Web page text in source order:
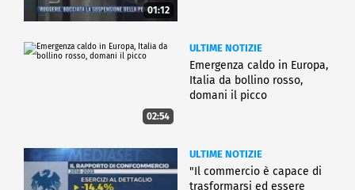
01:12
02:54
ULTIME NOTIZIE
Emergenza caldo in Europa,
Italia da bollino rosso,
domani il picco
ULTIME NOTIZIE
"Il commercio è capace di
trasformarsi ed essere